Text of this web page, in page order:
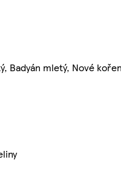
Badyán mletý, Nové